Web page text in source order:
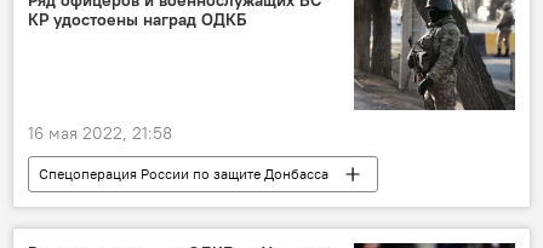
КР удостоены наград ОДКБ
16 мая 2022, 21:58
Спецоперация России по защите Донбасса
Кыргызстан
Казахстан
ОДКБ